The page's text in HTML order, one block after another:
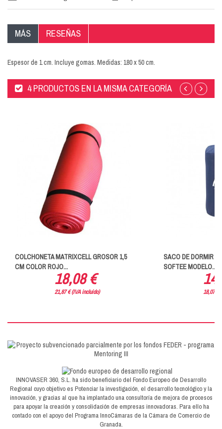
MÁS RESEÑAS
Espesor de 1 cm. Incluye gomas. Medidas: 180 x 50 cm.
4 PRODUCTOS EN LA MISMA CATEGORÍA
COLCHONETA MATRIXCELL GROSOR 1,5
CM COLOR ROJO...
18,08 €
21,87 € (IVA incluido)
SACO DE DORMIR
SOFTEE MODELO...
18,07 €
INNOVASER 360, S.L. ha sido beneficiario del Fondo Europeo de Desarrollo
Regional cuyo objetivo es Potenciar la investigación, el desarrollo tecnológico y la
innovación, y gracias al que ha implantado una consultoría de mejora de procesos
para apoyar la creación y consolidación de empresas innovadoras. Para ello ha
contado con el apoyo del Programa InnoCámaras de la Cámara de Comercio de
Granada.